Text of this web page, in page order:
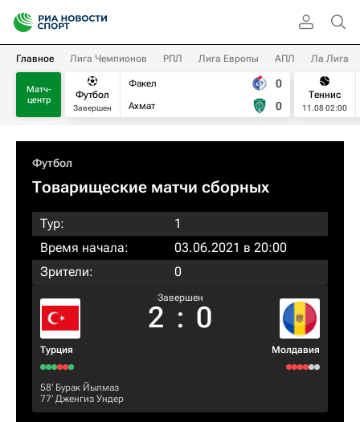
Главное Лига Чемпионов РПЛ Лига Европы АПЛ Ла Лига
Матч-
центр
Футбол
Завершен
Факел
Ахмат
0
0
Теннис
11.08 02:00
Футбол
Товарищеские матчи сборных
Тур:
1
Время начала:
03.06.2021 в 20:00
Зрители:
0
Турция
Завершен
2 : 0
Молдавия
58‎’‎ Бурак Йылмаз
77‎’‎ Дженгиз Ундер